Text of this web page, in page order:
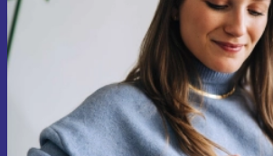
ontvang €15 korting!
Mis nooit meer een
Voucher aanvragen